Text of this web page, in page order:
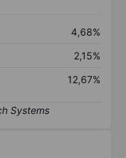
4,68%
2,15%
12,67%